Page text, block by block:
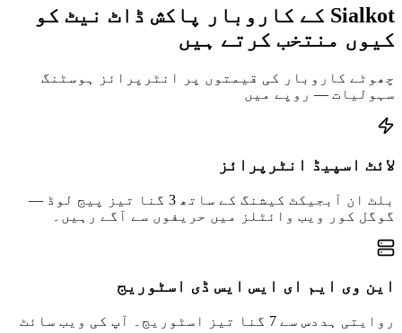
Sialkot کے کاروبار پاکش ڈاٹ نیٹ کو
کیوں منتخب کرتے ہیں
چھوٹے کاروبار کی قیمتوں پر انٹرپرائز ہوسٹنگ
سہولیات — روپے میں
لائٹ اسپیڈ انٹرپرائز
بلٹ ان آبجیکٹ کیشنگ کے ساتھ 3 گنا تیز پیج لوڈ —
گوگل کور ویب وائٹلز میں حریفوں سے آگے رہیں۔
این وی ایم ای ایس ایس ڈی اسٹوریج
روایتی ہددس سے 7 گنا تیز اسٹوریج۔ آپ کی ویب سائٹ